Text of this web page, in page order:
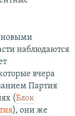
новыми
наблюдаются
вчера
Партия
(Блок
), они же